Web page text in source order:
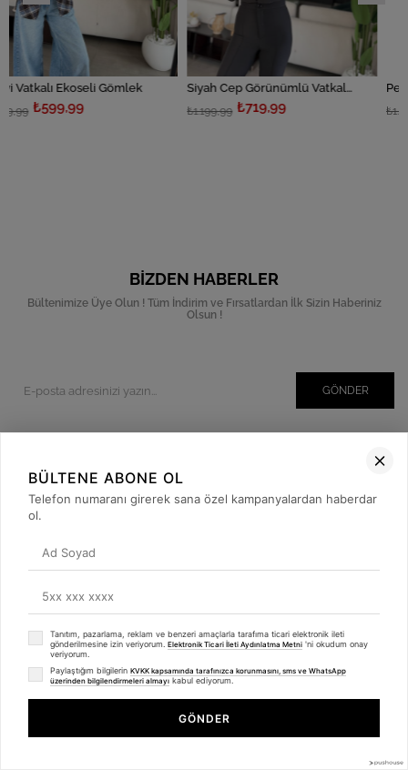
Gömlek Siyah Cep Görünümlü Vatkalı Gömlek
₺719,99 ₺719,99
BIZDEN HABERLER
Bültenimize Üye Olun ! Tüm İndirim ve Fırsatlardan İlk Sizin Haberiniz
Olsun !
GÖNDER
Kurumsal
Müşteri İlişkileri
Sosyal Medya
betulbabacan.com- Tüm Hakları Saklıdır.
BÜLTENE ABONE OL
Telefon numaranı girerek sana özel kampanyalardan haberdar
ol.
Tanıtım, pazarlama, reklam ve benzeri amaçlarla tarafıma ticari elektronik ileti
gönderilmesine izin veriyorum. Elektronik Ticari İleti Aydınlatma Metni 'ni okudum onay
veriyorum.
Paylaştığım bilgilerin KVKK kapsamında tarafınızca korunmasını, sms ve WhatsApp
üzerinden bilgilendirmeleri almayı kabul ediyorum.
GÖNDER